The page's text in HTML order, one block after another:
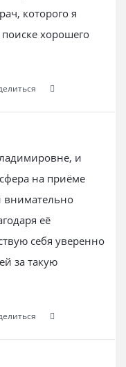
которого я
хорошего
и
на приёме
внимательно
её
себя уверенно
за такую